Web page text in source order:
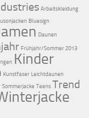
Arbeitskleidung
Bluesign
Daunen
Frühjahr/Sommer 2013
Kinder
Kunstfaser Leichtdaunen
Sommerjacke Teens Trend